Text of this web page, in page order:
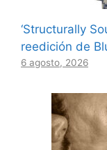
‘Structurally
reedición de
6 agosto, 2026